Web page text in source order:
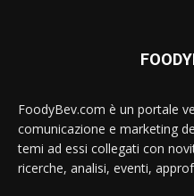
FoodyBev.com è un portale
comunicazione e marketing
temi ad essi collegati con
ricerche, analisi, eventi,